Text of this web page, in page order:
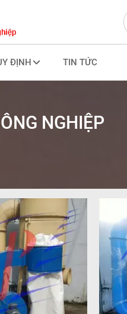
ĐỊNH TIN TỨC
NGHIỆP